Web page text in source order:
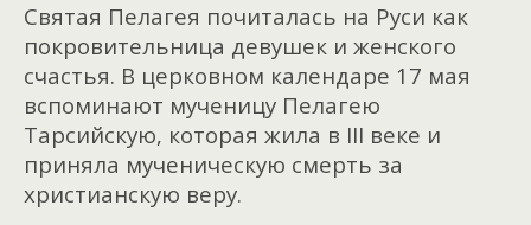
Святая Пелагея почиталась на Руси как
покровительница девушек и женского
счастья. В церковном календаре 17 мая
вспоминают мученицу Пелагею
Тарсийскую, которая жила в III веке и
приняла мученическую смерть за
христианскую веру.